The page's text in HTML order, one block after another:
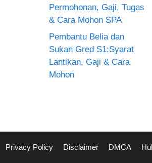
Permohonan, Gaji, Tugas
& Cara Mohon SPA
Pembantu Belia dan
Sukan Gred S1:Syarat
Lantikan, Gaji & Cara
Mohon
Privacy Policy Disclaimer DMCA